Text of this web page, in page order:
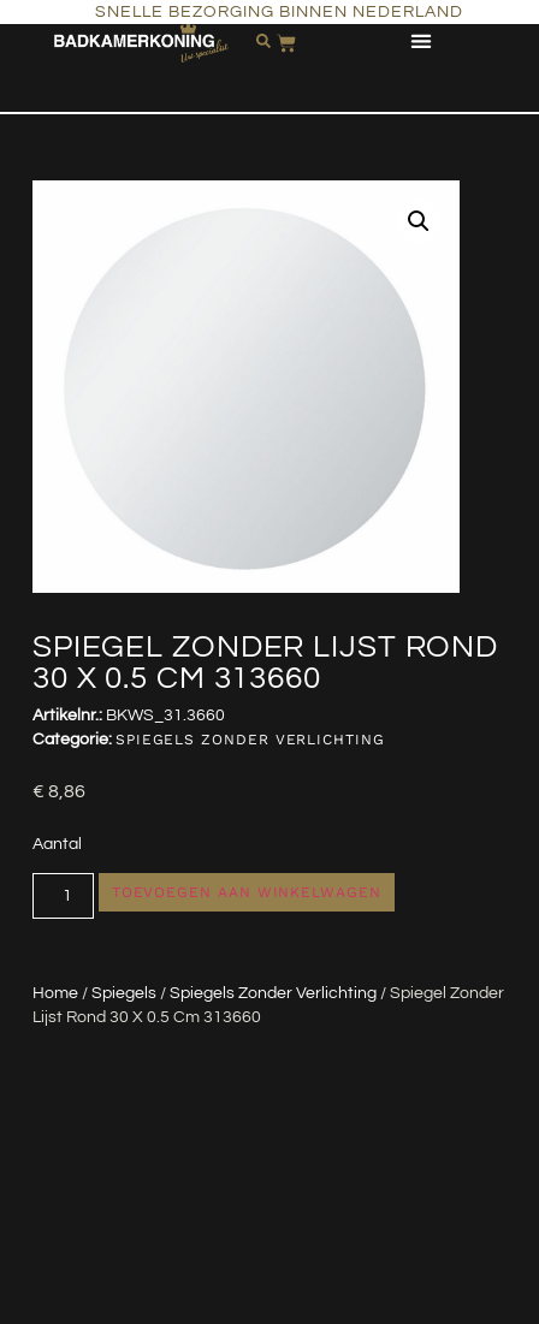
SNELLE BEZORGING BINNEN NEDERLAND
SPIEGEL ZONDER LIJST ROND
30 X 0.5 CM 313660
Home/ Spiegels/ Spiegels Zonder Verlichting/ Spiegel Zonder
Lijst Rond 30 X 0.5 Cm 313660
Artikelnr.: BKWS_31.3660
Categorie: SPIEGELS ZONDER VERLICHTING
€ 8,86
Aantal
TOEVOEGEN AAN WINKELWAGEN